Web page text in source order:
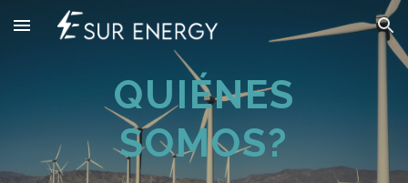
Skip to main content Skip to navigation
QUIÉNES
SOMOS?